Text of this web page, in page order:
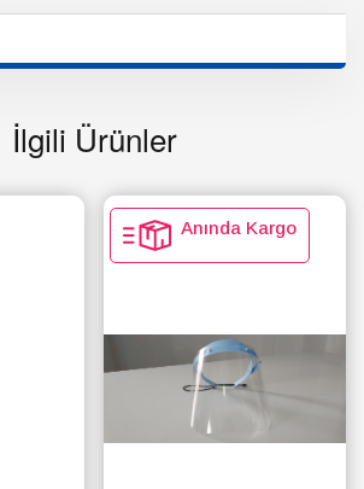
İlgili Ürünler
Anında Kargo